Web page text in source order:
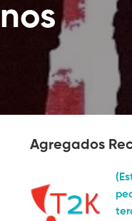
Agregados